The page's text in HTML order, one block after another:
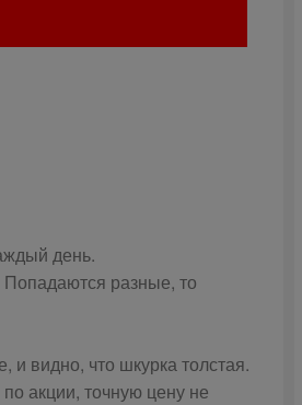
день.
Попадаются разные, то
видно, что шкурка толстая.
акции, точную цену не